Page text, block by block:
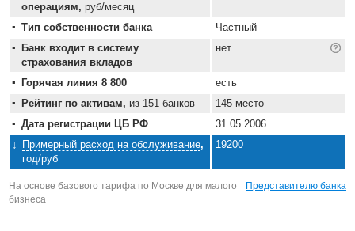
операциям, руб/месяц
Тип собственности банка
Частный
Банк входит в систему
страхования вкладов
нет
Горячая линия 8 800
есть
Рейтинг по активам, из 151 банков
145 место
Дата регистрации ЦБ РФ
31.05.2006
Примерный расход на обслуживание,
год/руб
19200
На основе базового тарифа по Москве для малого
бизнеса
Представителю банка